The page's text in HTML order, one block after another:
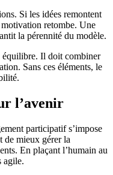
Si les idées remontent
retombe. Une
la pérennité du modèle.
équilibre. Il doit combiner
Sans ces éléments, le
l’avenir
participatif s’impose
de mieux gérer la
En plaçant l’humain au
agile.